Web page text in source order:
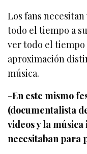
Los fans
todo el tiempo a
ver todo el tiempo
aproximación
música.
-En este mismo
(documentalista
videos y la
necesitaban para